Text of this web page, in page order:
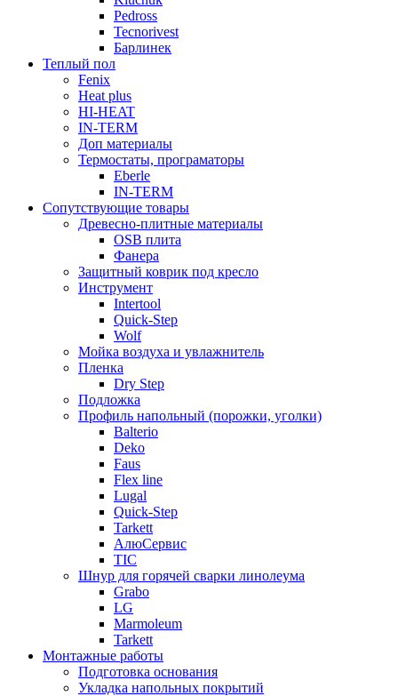
Pedross
Tecnorivest
Барлинек
Теплый пол
Fenix
Heat plus
HI-HEAT
IN-TERM
Доп материалы
Термостаты, програматоры
Eberle
IN-TERM
Сопутствующие товары
Древесно-плитные материалы
OSB плита
Фанера
Защитный коврик под кресло
Инструмент
Intertool
Quick-Step
Wolf
Мойка воздуха и увлажнитель
Пленка
Dry Step
Подложка
Профиль напольный (порожки, уголки)
Balterio
Deko
Faus
Flex line
Lugal
Quick-Step
Tarkett
АлюСервис
ТІС
Шнур для горячей сварки линолеума
Grabo
LG
Marmoleum
Tarkett
Монтажные работы
Подготовка основания
Укладка напольных покрытий